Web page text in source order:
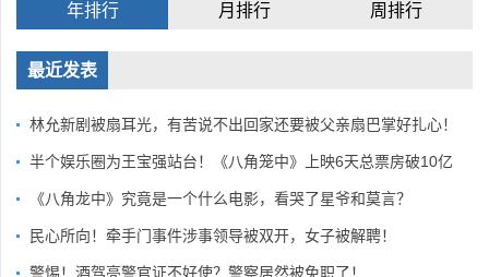
年排行 月排行 周排行
最近发表
林允新剧被扇耳光，有苦说不出回家还要被父亲扇巴掌好扎心！
半个娱乐圈为王宝强站台！《八角笼中》上映6天总票房破10亿
《八角龙中》究竟是一个什么电影，看哭了星爷和莫言？
民心所向！牵手门事件涉事领导被双开，女子被解聘！
警惕！酒驾亮警官证不好使？警察居然被免职了！